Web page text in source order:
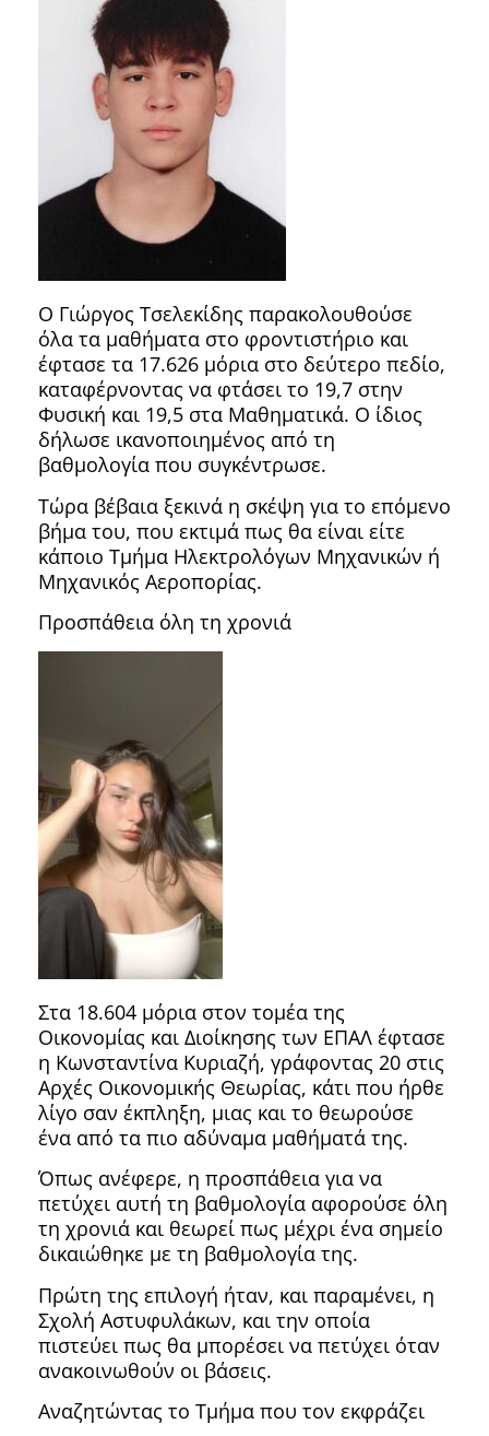
Ο Γιώργος Τσελεκίδης παρακολουθούσε
όλα τα μαθήματα στο φροντιστήριο και
έφτασε τα 17.626 μόρια στο δεύτερο πεδίο,
καταφέρνοντας να φτάσει το 19,7 στην
Φυσική και 19,5 στα Μαθηματικά. Ο ίδιος
δήλωσε ικανοποιημένος από τη
βαθμολογία που συγκέντρωσε.
Τώρα βέβαια ξεκινά η σκέψη για το επόμενο
βήμα του, που εκτιμά πως θα είναι είτε
κάποιο Τμήμα Ηλεκτρολόγων Μηχανικών ή
Μηχανικός Αεροπορίας.
Προσπάθεια όλη τη χρονιά
Στα 18.604 μόρια στον τομέα της
Οικονομίας και Διοίκησης των ΕΠΑΛ έφτασε
η Κωνσταντίνα Κυριαζή, γράφοντας 20 στις
Αρχές Οικονομικής Θεωρίας, κάτι που ήρθε
λίγο σαν έκπληξη, μιας και το θεωρούσε
ένα από τα πιο αδύναμα μαθήματά της.
Όπως ανέφερε, η προσπάθεια για να
πετύχει αυτή τη βαθμολογία αφορούσε όλη
τη χρονιά και θεωρεί πως μέχρι ένα σημείο
δικαιώθηκε με τη βαθμολογία της.
Πρώτη της επιλογή ήταν, και παραμένει, η
Σχολή Αστυφυλάκων, και την οποία
πιστεύει πως θα μπορέσει να πετύχει όταν
ανακοινωθούν οι βάσεις.
Αναζητώντας το Τμήμα που τον εκφράζει